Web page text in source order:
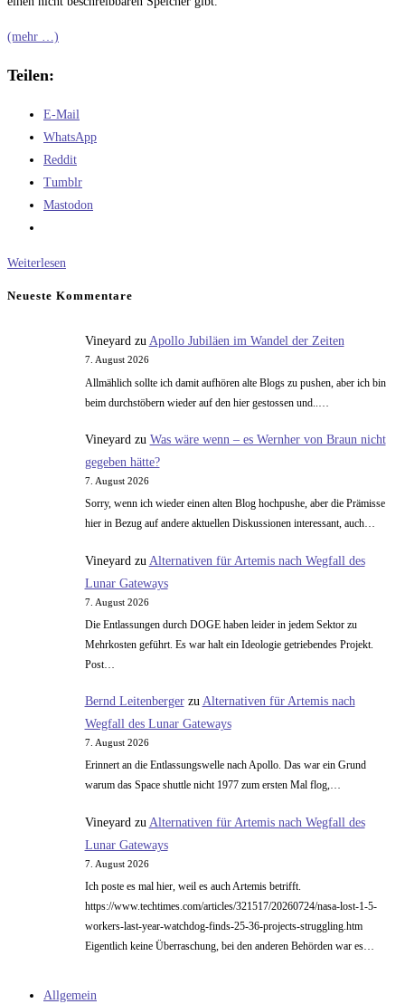
(mehr …)
Teilen:
E-Mail
WhatsApp
Reddit
Tumblr
Mastodon
Weiterlesen
Neueste Kommentare
Vineyardzu Apollo Jubiläen im Wandel der Zeiten
7. August 2026
Allmählich sollte ich damit aufhören alte Blogs zu pushen, aber ich bin
beim durchstöbern wieder auf den hier gestossen und..…
Vineyard zu Was wäre wenn – es Wernher von Braun nicht
gegeben hätte?
7. August 2026
Sorry, wenn ich wieder einen alten Blog hochpushe, aber die Prämisse
hier in Bezug auf andere aktuellen Diskussionen interessant, auch…
Vineyard zu Alternativen für Artemis nach Wegfall des
Lunar Gateways
7. August 2026
Die Entlassungen durch DOGE haben leider in jedem Sektor zu
Mehrkosten geführt. Es war halt ein Ideologie getriebendes Projekt.
Post…
Bernd Leitenbergerzu Alternativen für Artemis nach
Wegfall des Lunar Gateways
7. August 2026
Erinnert an die Entlassungswelle nach Apollo. Das war ein Grund
warum das Space shuttle nicht 1977 zum ersten Mal flog,…
Vineyard zu Alternativen für Artemis nach Wegfall des
Lunar Gateways
7. August 2026
Ich poste es mal hier, weil es auch Artemis betrifft.
https://www.techtimes.com/articles/321517/20260724/nasa-lost-1-5-
workers-last-year-watchdog-finds-25-36-projects-struggling.htm
Eigentlich keine Überraschung, bei den anderen Behörden war es…
Allgemein